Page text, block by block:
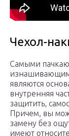
Чехол-
Самыми
являются
внутренняя
защитить,
Причем, вы
замену без
имеют